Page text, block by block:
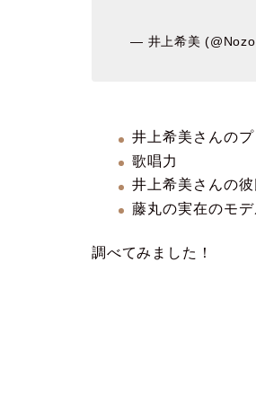
— 井上希美
井上希美さんの
歌唱力
井上希美さんの
藤丸の実在のモ
調べてみました！